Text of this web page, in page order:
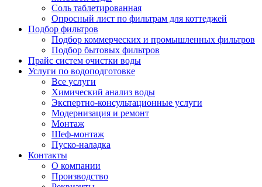
Соль таблетированная
Опросный лист по фильтрам для коттеджей
Подбор фильтров
Подбор коммерческих и промышленных фильтров
Подбор бытовых фильтров
Прайс систем очистки воды
Услуги по водоподготовке
Все услуги
Химический анализ воды
Экспертно-консультационные услуги
Модернизация и ремонт
Монтаж
Шеф-монтаж
Пуско-наладка
Контакты
О компании
Производство